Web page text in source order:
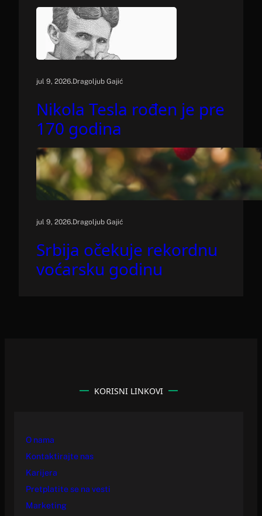
jul 9, 2026.Dragoljub Gajić
Nikola Tesla rođen je pre
170 godina
jul 9, 2026.Dragoljub Gajić
Srbija očekuje rekordnu
voćarsku godinu
KORISNI LINKOVI
O nama
Kontaktirajte nas
Karijera
Pretplatite se na vesti
Marketing